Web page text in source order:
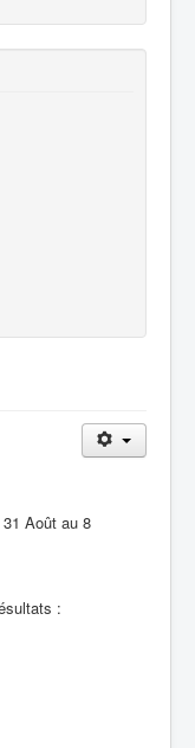
Août au 8
: